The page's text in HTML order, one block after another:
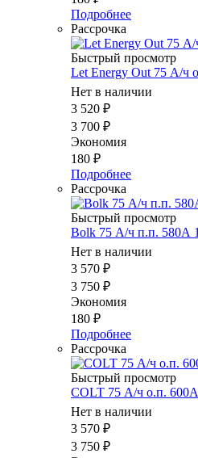
Подробнее
Рассрочка
Быстрый просмотр
Let Energy Out 75 А/ч
Нет в наличии
3 520 ₽
3 700 ₽
Экономия
180 ₽
Подробнее
Рассрочка
Быстрый просмотр
Bolk 75 А/ч п.п. 580А
Нет в наличии
3 570 ₽
3 750 ₽
Экономия
180 ₽
Подробнее
Рассрочка
Быстрый просмотр
COLT 75 А/ч о.п.
Нет в наличии
3 570 ₽
3 750 ₽